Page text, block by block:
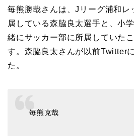
毎熊勝哉さんは、Jリーグ浦和レ
属している森脇良太選手と、小
緒にサッカー部に所属していた
す。森脇良太さんが以前Twitter
た。
毎熊克哉